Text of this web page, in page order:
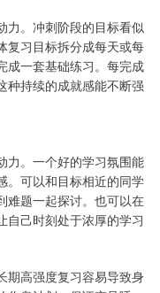
力。冲刺阶段的目标看似
复习目标拆分成每天或每
成一套基础练习。每完成
种持续的成就感能不断强
力。一个好的学习氛围能
。可以和目标相近的同学
难题一起探讨。也可以在
自己时刻处于浓厚的学习
期高强度复习容易导致身